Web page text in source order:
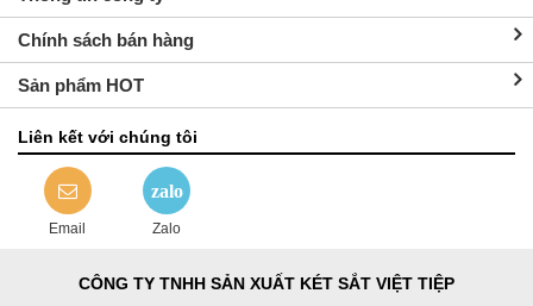
Chính sách bán hàng
Sản phẩm HOT
Liên kết với chúng tôi
Email
zalo
Zalo
CÔNG TY TNHH SẢN XUẤT KÉT SẮT VIỆT TIỆP